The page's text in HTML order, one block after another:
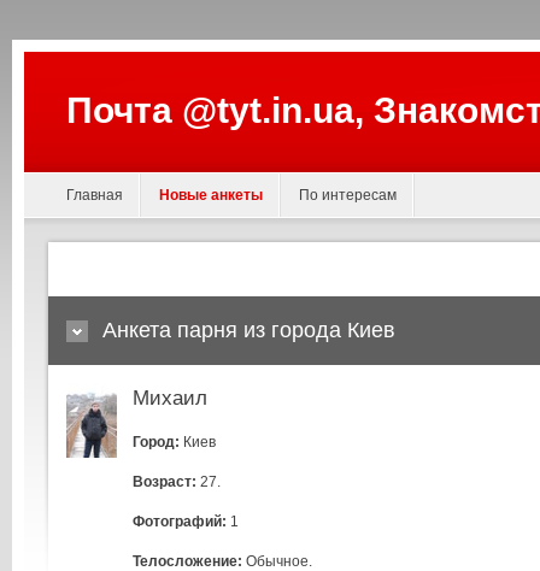
Почта @tyt.in.ua,
Главная Новые анкеты По интересам
Анкета парня из города Киев
Михаил
Город: Киев
Возраст: 27.
Фотографий: 1
Телосложение: Обычное.